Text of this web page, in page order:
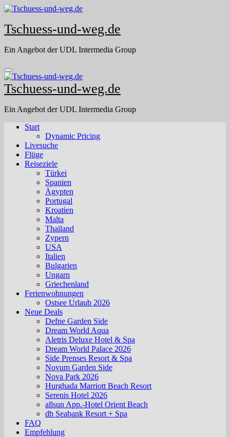
Skip
content
Tschuess-und-weg.de
Ein Angebot der UDL Intermedia Group
Tschuess-und-weg.de
Ein Angebot der UDL Intermedia Group
Start
Dynamic Pricing
Livesuche
Flüge
Reiseziele
Türkei
Spanien
Ägypten
Portugal
Kroatien
Malta
Thailand
Zypern
USA
Italien
Bulgarien
Ungarn
Griechenland
Ferienwohnungen
Ostsee Urlaub 2026
Neue Deals
Defne Garden Side
Dream World Aqua
Aletris Deluxe Hotel & Spa
Dream World Palace 2026
Side Prenses Resort & Spa
Novum Garden Side
Nova Park 2026
Hurghada Marriott Beach Resort
Serenis Hotel 2026
allsun App.-Hotel Orient Beach
db Seabank Resort + Spa
FAQ
Empfehlung